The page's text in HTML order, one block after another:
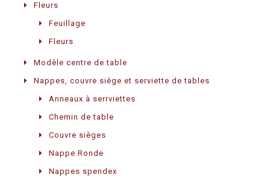
Fleurs
Feuillage
Fleurs
Modèle centre de table
Nappes, couvre siège et serviette de tables
Anneaux à serrviettes
Chemin de table
Couvre sièges
Nappe Ronde
Nappes spendex